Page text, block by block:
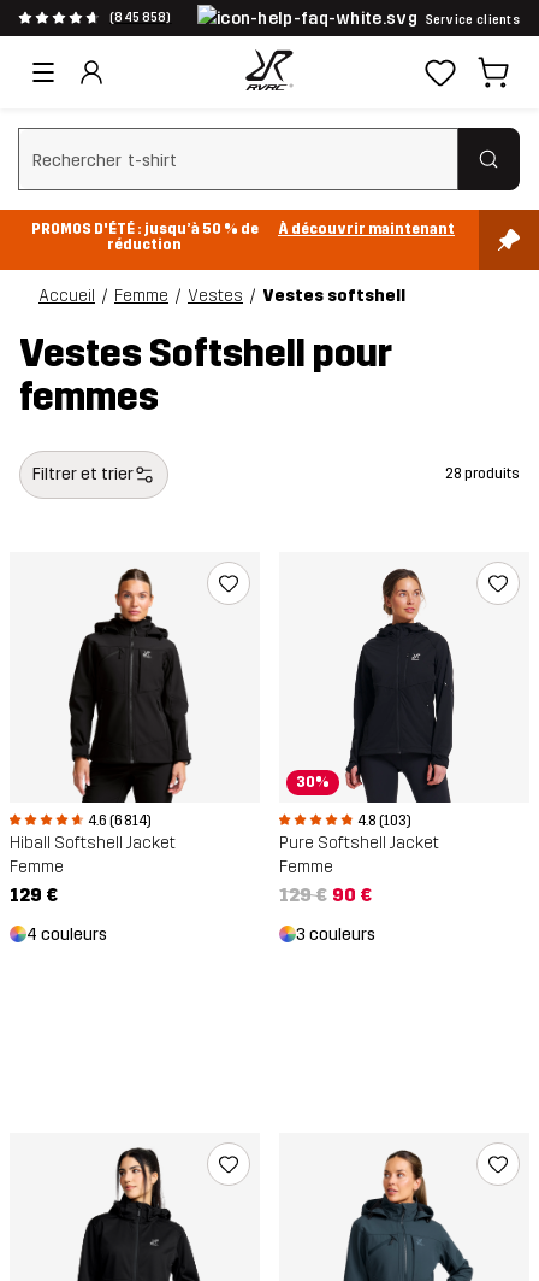
(845 858) Service clients
Effacer la recherche
PROMOS D'ÉTÉ : jusqu’à 50 % de
réduction
À découvrir maintenant
Accueil Femme Vestes Vestes softshell
Vestes Softshell pour
femmes
Filtrer et trier 28 produits
4.6 (6 814)
Hiball Softshell Jacket
Femme
129 €
4 couleurs
30%
4.8 (103)
Pure Softshell Jacket
Femme
129 € 90 €
3 couleurs